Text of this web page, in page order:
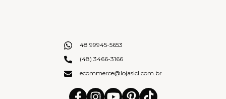
48 99945-5653
(48) 3466-3166
ecommerce@lojaslcl.com.br